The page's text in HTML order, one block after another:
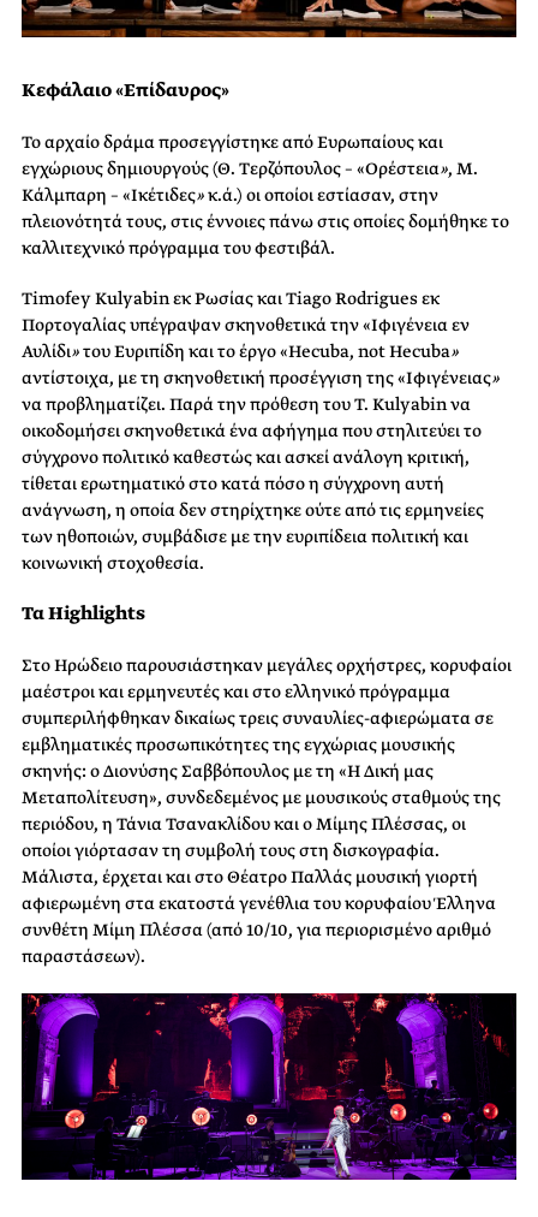
Κεφάλαιο «Επίδαυρος»
Το αρχαίο δράμα προσεγγίστηκε από Ευρωπαίους και
εγχώριους δημιουργούς (Θ. Τερζόπουλος – «Ορέστεια», Μ.
Κάλμπαρη – «Ικέτιδες»κ.ά.) οι οποίοι εστίασαν, στην
πλειονότητά τους, στις έννοιες πάνω στις οποίες δομήθηκε το
καλλιτεχνικό πρόγραμμα του φεστιβάλ.
Timofey Kulyabin εκ Ρωσίας και Tiago Rodrigues εκ
Πορτογαλίας υπέγραψαν σκηνοθετικά την «Ιφιγένεια εν
Αυλίδι»του Ευριπίδη και το έργο «Hecuba, not Hecuba»
αντίστοιχα, με τη σκηνοθετική προσέγγιση της «Ιφιγένειας»
να προβληματίζει. Παρά την πρόθεση του T. Kulyabin να
οικοδομήσει σκηνοθετικά ένα αφήγημα που στηλιτεύει το
σύγχρονο πολιτικό καθεστώς και ασκεί ανάλογη κριτική,
τίθεται ερωτηματικό στο κατά πόσο η σύγχρονη αυτή
ανάγνωση, η οποία δεν στηρίχτηκε ούτε από τις ερμηνείες
των ηθοποιών, συμβάδισε με την ευριπίδεια πολιτική και
κοινωνική στοχοθεσία.
Τα Highlights
Στο Ηρώδειο παρουσιάστηκαν μεγάλες ορχήστρες, κορυφαίοι
μαέστροι και ερμηνευτές και στο ελληνικό πρόγραμμα
συμπεριλήφθηκαν δικαίως τρεις συναυλίες-αφιερώματα σε
εμβληματικές προσωπικότητες της εγχώριας μουσικής
σκηνής: ο Διονύσης Σαββόπουλος με τη «Η Δική μας
Μεταπολίτευση», συνδεδεμένος με μουσικούς σταθμούς της
περιόδου, η Τάνια Τσανακλίδου και ο Μίμης Πλέσσας, οι
οποίοι γιόρτασαν τη συμβολή τους στη δισκογραφία.
Μάλιστα, έρχεται και στο Θέατρο Παλλάς μουσική γιορτή
αφιερωμένη στα εκατοστά γενέθλια του κορυφαίου Έλληνα
συνθέτη Μίμη Πλέσσα (από 10/10, για περιορισμένο αριθμό
παραστάσεων).